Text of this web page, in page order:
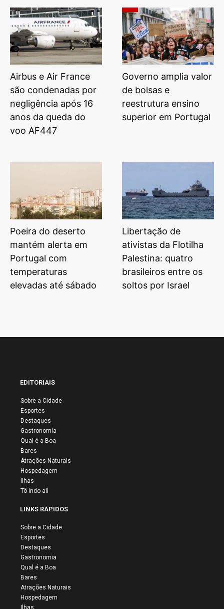
Airbus e Air France
são condenadas por
negligência após 16
anos da queda do
voo AF447
Governo amplia valor
de bolsas e
reestrutura ensino
superior em Portugal
Poeira do deserto
mantém alerta em
Portugal com
temperaturas
elevadas até sábado
Libertação de
ativistas da Flotilha
Palestina: quatro
brasileiros entre os
soltos por Israel
EDITORIAIS
Sobre a Cidade
Esportes
Destaques
Gastronomia
Qual é a Boa
Bares
Atrações Naturais
Hospedagem
Ilhas
Tô indo ali
LINKS RÁPIDOS
Sobre a Cidade
Esportes
Destaques
Gastronomia
Qual é a Boa
Bares
Atrações Naturais
Hospedagem
Ilhas